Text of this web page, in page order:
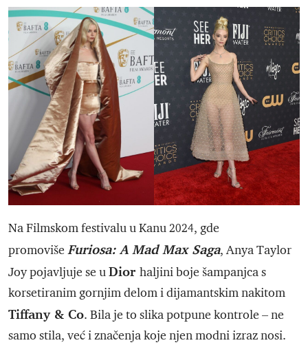
Na Filmskom festivalu u Kanu 2024, gde
promoviše Furiosa: A Mad Max Saga, Anya Taylor
Joy pojavljuje se uDior haljini boje šampanjca s
korsetiranim gornjim delom i dijamantskim nakitom
Tiffany & Co. Bila je to slika potpune kontrole – ne
samo stila, već i značenja koje njen modni izraz nosi.